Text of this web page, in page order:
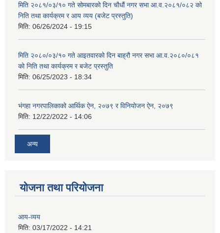
मिति २०८१/०३/१० गते सोमबारको दिन चौधौं नगर सभा आ.व.२०८१/०८२ को
निति तथा कार्यक्रम र आय व्यय (बजेट प्रस्तुति)
मिति: 06/26/2024 - 19:15
मिति २०८०/०३/१० गते आइतवारको दिन बाह्रौ नगर सभा आ.व.२०८०/०८१
को निति तथा कार्यक्रम र बजेट प्रस्तुति
मिति: 06/25/2023 - 18:34
भंगहा नगरपालिकाको आर्थिक ऐन, २०७९ र विनियोजन ऐन, २०७९
मिति: 12/22/2022 - 14:06
अन्य
योजना तथा परियोजना
आय-व्यय
मिति: 03/17/2022 - 14:21